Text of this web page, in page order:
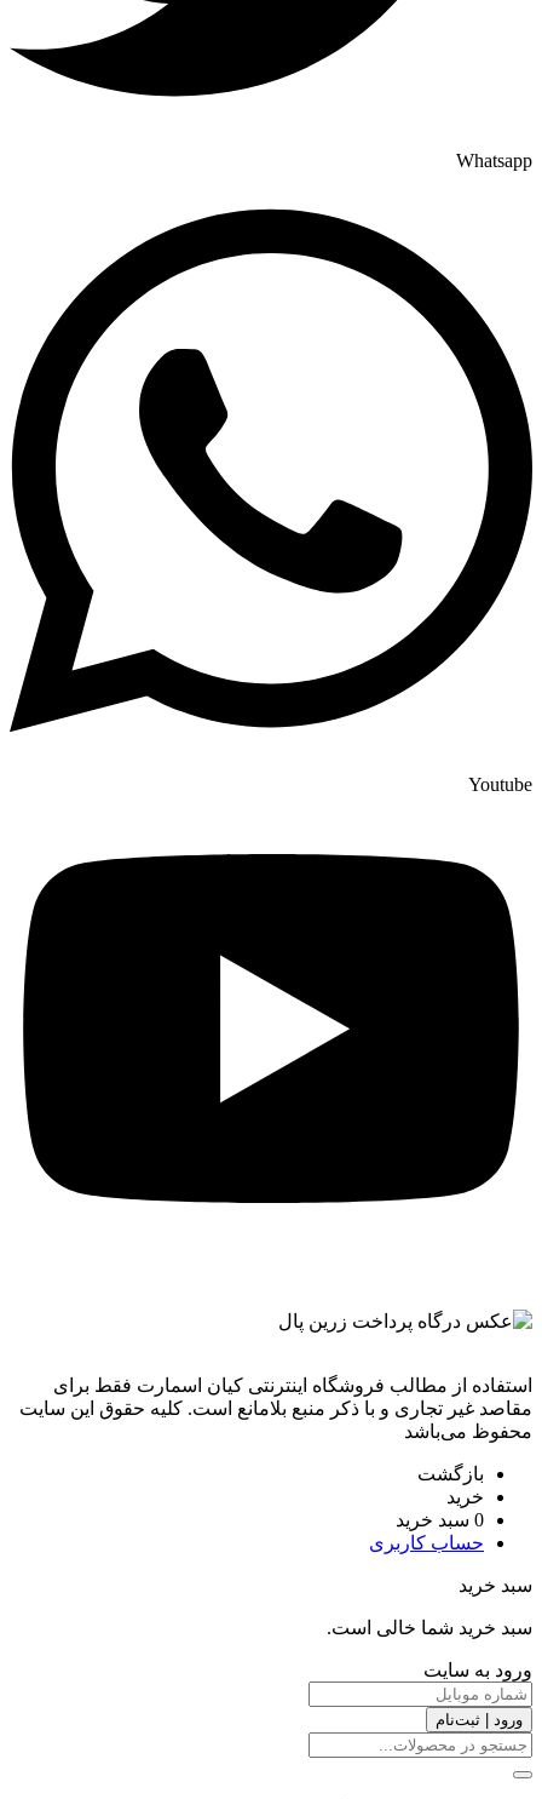
Whatsapp
Youtube
استفاده از مطالب فروشگاه اینترنتی کیان اسمارت فقط برای
مقاصد غیر تجاری و با ذکر منبع بلامانع است. کليه حقوق اين سايت
محفوظ می‌باشد
بازگشت
خرید
0 سبد خرید
حساب کاربری
سبد خرید
سبد خرید شما خالی است.
ورود به سایت
ورود | ثبت‌نام